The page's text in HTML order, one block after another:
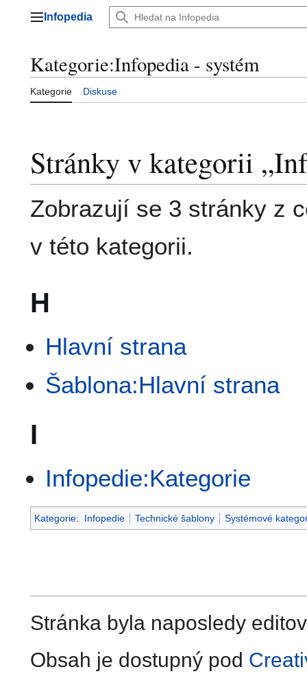
Hlavní menu
Infopedia
Kategorie:Infopedia - systém
Kategorie Diskuse
Stránky v kategorii
Zobrazují se 3 stránky z
v této kategorii.
H
Hlavní strana
Šablona:Hlavní strana
I
Infopedie:Kategorie
Kategorie: Infopedie Technické šablony Systémové
Stránka byla naposledy
Obsah je dostupný pod